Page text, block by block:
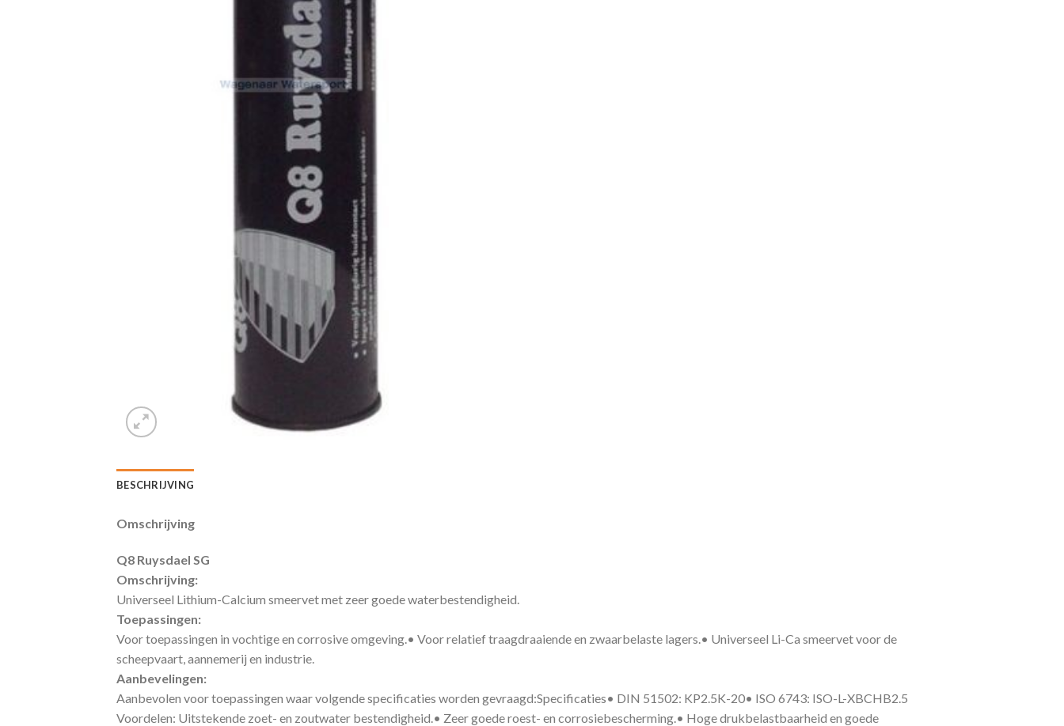
BESCHRIJVING
Omschrijving
Q8 Ruysdael SG
Omschrijving:
Universeel Lithium-Calcium smeervet met zeer goede waterbestendigheid.
Toepassingen:
Voor toepassingen in vochtige en corrosive omgeving.• Voor relatief traagdraaiende en zwaarbelaste lagers.• Universeel Li-Ca smeervet voor de
scheepvaart, aannemerij en industrie.
Aanbevelingen:
Aanbevolen voor toepassingen waar volgende specificaties worden gevraagd:Specificaties• DIN 51502: KP2.5K-20• ISO 6743: ISO-L-XBCHB2.5
Voordelen: Uitstekende zoet- en zoutwater bestendigheid.• Zeer goede roest- en corrosiebescherming.• Hoge drukbelastbaarheid en goede